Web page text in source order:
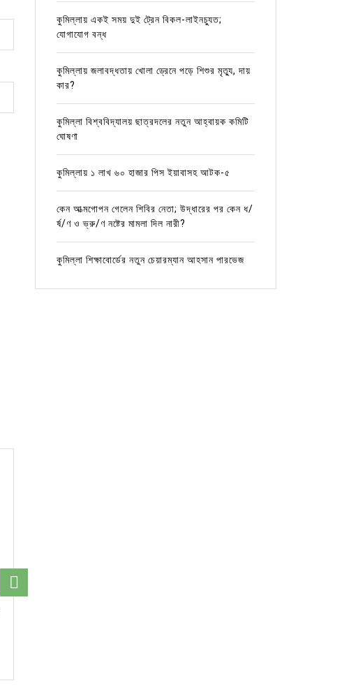
কুমিল্লায় একই সময় দুই ট্রেন বিকল-লাইনচ্যুত;
যোগাযোগ বন্ধ
কুমিল্লায় জলাবদ্ধতায় খোলা ড্রেনে পড়ে শিশুর মৃত্যু, দায়
কার?
কুমিল্লা বিশ্ববিদ্যালয় ছাত্রদলের নতুন আহ্বায়ক কমিটি
ঘোষণা
কুমিল্লায় ১ লাখ ৬০ হাজার পিস ইয়াবাসহ আটক-৫
কেন আত্মগোপন গেলেন শিবির নেতা; উদ্ধারের পর কেন ধ/
র্ষ/ণ ও ভ্রু/ণ নষ্টের মামলা দিল নারী?
কুমিল্লা শিক্ষাবোর্ডের নতুন চেয়ারম্যান আহসান পারভেজ